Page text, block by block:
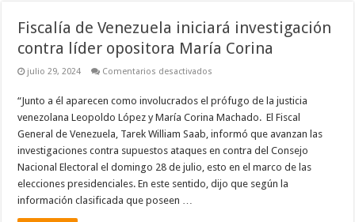
Fiscalía de Venezuela iniciará investigación
contra líder opositora María Corina
julio 29, 2024 Comentarios desactivados
Venezuela
iniciará
investigación
contra
opositora
María
Corina
“Junto a él aparecen como involucrados el prófugo de la justicia
venezolana Leopoldo López y María Corina Machado. El Fiscal
General de Venezuela, Tarek William Saab, informó que avanzan las
investigaciones contra supuestos ataques en contra del Consejo
Nacional Electoral el domingo 28 de julio, esto en el marco de las
elecciones presidenciales. En este sentido, dijo que según la
información clasificada que poseen …